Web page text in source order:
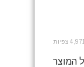
4,971 צפיות
המוצר